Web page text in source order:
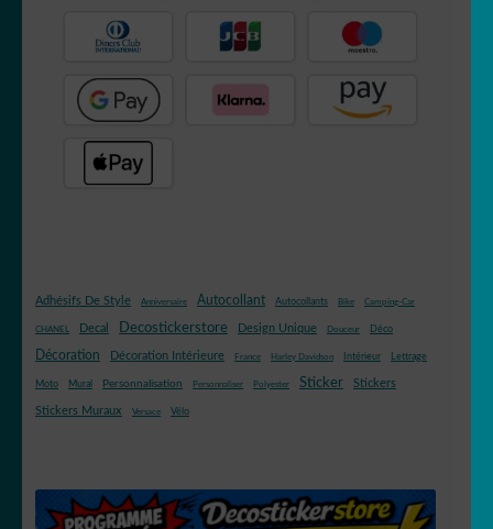
Adhésifs De Style Anniversaire Autocollant Autocollants Bike Camping-Car
CHANEL Decal Decostickerstore Design Unique Douceur Déco
Décoration Décoration Intérieure France Harley Davidson Intérieur Lettrage
Moto Mural Personnalisation Personnaliser Polyester Sticker Stickers
Stickers Muraux Versace Vélo